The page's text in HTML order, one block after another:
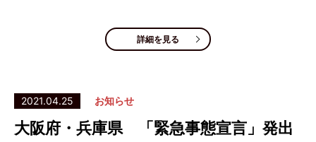
詳細を見る
2021.04.25 お知らせ
大阪府・兵庫県 「緊急事態宣言」発出